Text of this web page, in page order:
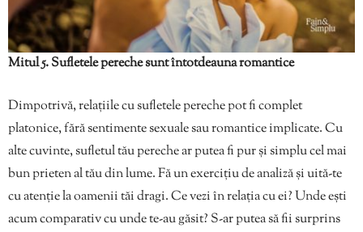
Mitul 5. Sufletele pereche sunt întotdeauna romantice
Dimpotrivă, relațiile cu sufletele pereche pot fi complet
platonice, fără sentimente sexuale sau romantice implicate. Cu
alte cuvinte, sufletul tău pereche ar putea fi pur și simplu cel mai
bun prieten al tău din lume. Fă un exercițiu de analiză și uită-te
cu atenție la oamenii tăi dragi. Ce vezi în relația cu ei? Unde ești
acum comparativ cu unde te-au găsit? S-ar putea să fii surprins